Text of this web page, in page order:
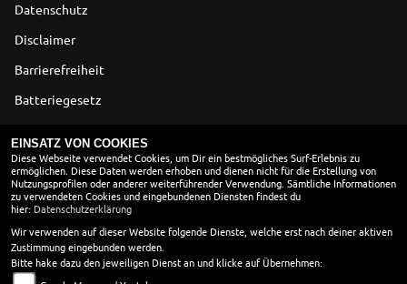
Datenschutz
Disclaimer
Barrierefreiheit
Batteriegesetz
ÖFFNUNGSZEITEN
Montag:
geschlossen
Dienstag:
09:00 - 13:00 und 14:00 - 18:00
Mittwoch:
09:00 - 13:00 und 14:00 - 18:00
Donnerstag:
09:00 - 13:00 und 14:00 - 18:00
EINSATZ VON COOKIES
Diese Webseite verwendet Cookies, um Dir ein bestmögliches Surf-Erlebnis zu
ermöglichen. Diese Daten werden erhoben und dienen nicht für die Erstellung von
Nutzungsprofilen oder anderer weiterführender Verwendung. Sämtliche Informationen
zu verwendeten Cookies und eingebundenen Diensten findest du
hier: Datenschutzerklärung
Wir verwenden auf dieser Website folgende Dienste, welche erst nach deiner aktiven
Zustimmung eingebunden werden.
Bitte hake dazu den jeweiligen Dienst an und klicke auf Übernehmen: